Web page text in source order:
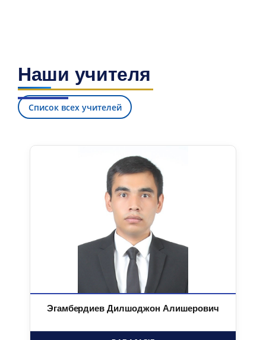
Наши учителя
Список всех учителей
Эгамбердиев Дилшоджон Алишерович